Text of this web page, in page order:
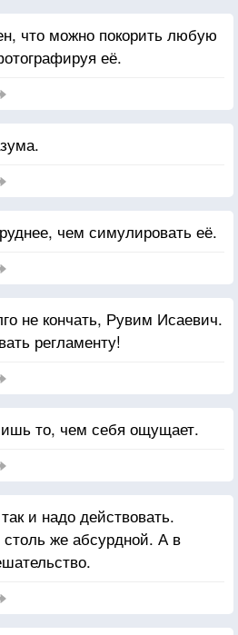
что можно покорить любую
её.
чем симулировать её.
не кончать, Рувим Исаевич.
регламенту!
то, чем себя ощущает.
и надо действовать.
же абсурдной. А в